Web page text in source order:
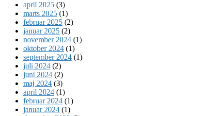
april 2025 (3)
marts 2025 (1)
februar 2025 (2)
januar 2025 (2)
november 2024 (1)
oktober 2024 (1)
september 2024 (1)
juli 2024 (2)
juni 2024 (2)
maj 2024 (3)
april 2024 (1)
februar 2024 (1)
januar 2024 (1)